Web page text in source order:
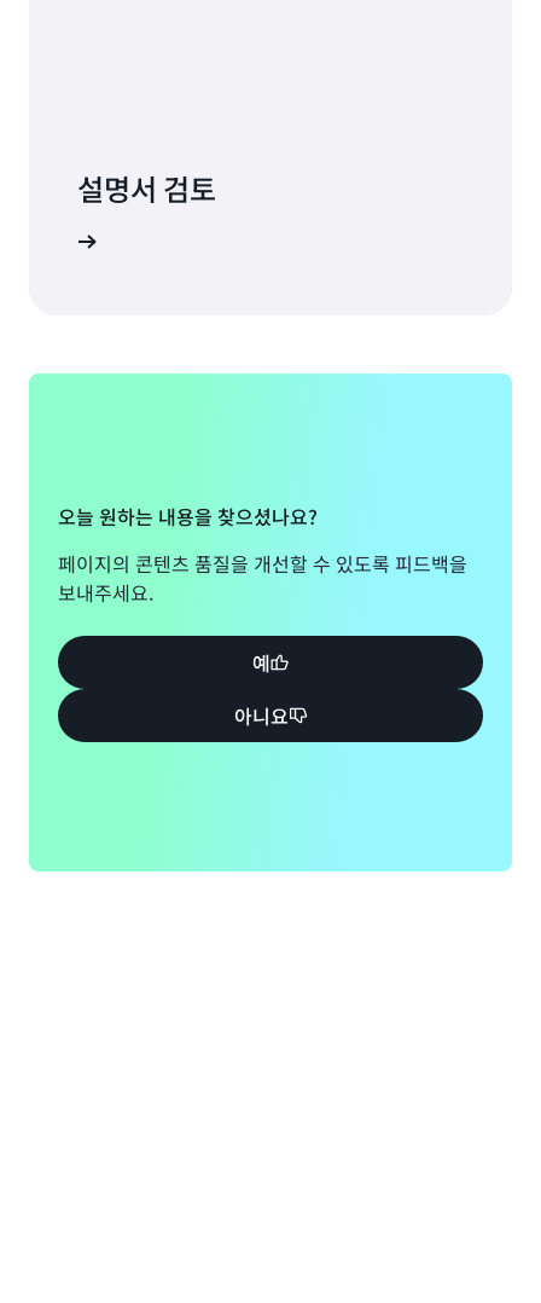
설명서 검토
오늘 원하는 내용을 찾으셨나요?
페이지의 콘텐츠 품질을 개선할 수 있도록 피드백을
보내주세요.
예
아니요